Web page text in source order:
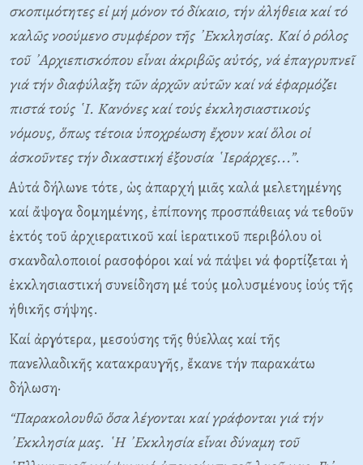
σκοπιμότητες εἰ μή μόνον τό δίκαιο, τήν ἀλήθεια καί τό
καλῶς νοούμενο συμφέρον τῆς ᾿Εκκλησίας. Καί ὁ ρόλος
τοῦ ᾿Αρχιεπισκόπου εἶναι ἀκριβῶς αὐτός, νά ἐπαγρυπνεῖ
γιά τήν διαφύλαξη τῶν ἀρχῶν αὐτῶν καί νά ἐφαρμόζει
πιστά τούς ῾Ι. Κανόνες καί τούς ἐκκλησιαστικούς
νόμους, ὅπως τέτοια ὑποχρέωση ἔχουν καί ὅλοι οἱ
ἀσκοῦντες τήν δικαστική ἐξουσία ῾Ιεράρχες...”.
Αὐτά δήλωνε τότε, ὡς ἀπαρχή μιᾶς καλά μελετημένης
καί ἄψογα δομημένης, ἐπίπονης προσπάθειας νά τεθοῦν
ἐκτός τοῦ ἀρχιερατικοῦ καί ἱερατικοῦ περιβόλου οἱ
σκανδαλοποιοί ρασοφόροι καί νά πάψει νά φορτίζεται ἡ
ἐκκλησιαστική συνείδηση μέ τούς μολυσμένους ἰούς τῆς
ἠθικῆς σήψης.
Καί ἀργότερα, μεσούσης τῆς θύελλας καί τῆς
πανελλαδικῆς κατακραυγῆς, ἔκανε τήν παρακάτω
δήλωση·
“Παρακολουθῶ ὅσα λέγονται καί γράφονται γιά τήν
᾿Εκκλησία μας. ῾Η ᾿Εκκλησία εἶναι δύναμη τοῦ